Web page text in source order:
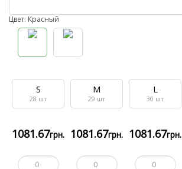
Цвет: Красный
S
28 шт
1081.67грн.
M
29 шт
1081.67грн.
L
30 шт
1081.67грн.